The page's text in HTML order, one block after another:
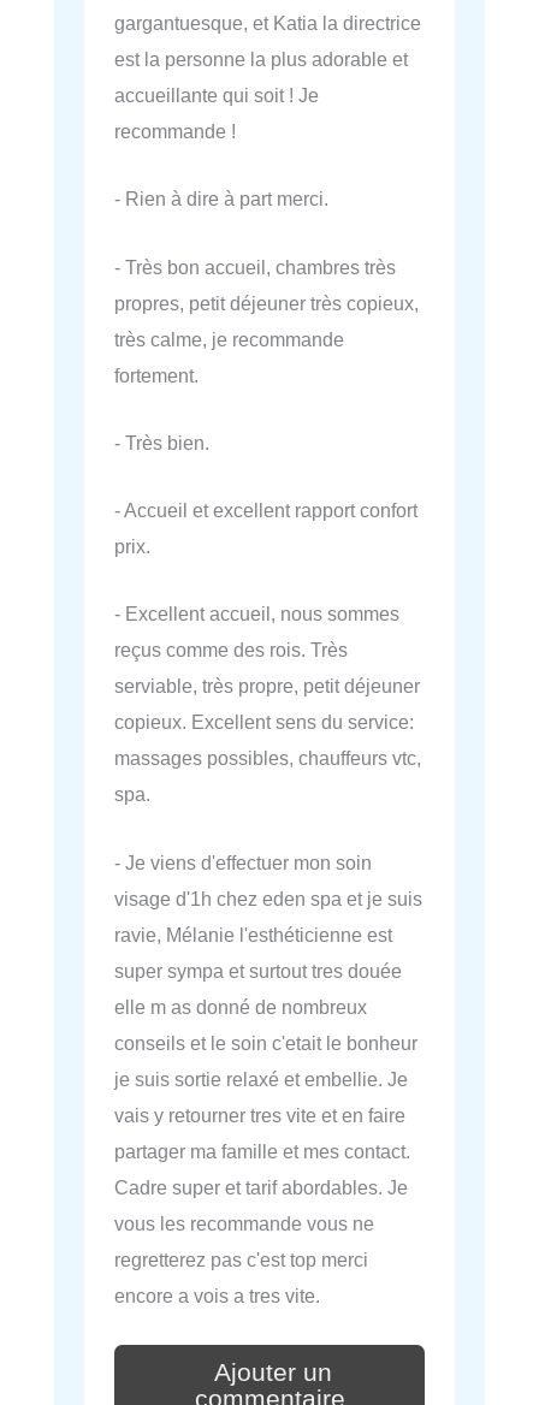
gargantuesque, et Katia la directrice
est la personne la plus adorable et
accueillante qui soit ! Je
recommande !
- Rien à dire à part merci.
- Très bon accueil, chambres très
propres, petit déjeuner très copieux,
très calme, je recommande
fortement.
- Très bien.
- Accueil et excellent rapport confort
prix.
- Excellent accueil, nous sommes
reçus comme des rois. Très
serviable, très propre, petit déjeuner
copieux. Excellent sens du service:
massages possibles, chauffeurs vtc,
spa.
- Je viens d'effectuer mon soin
visage d'1h chez eden spa et je suis
ravie, Mélanie l'esthéticienne est
super sympa et surtout tres douée
elle m as donné de nombreux
conseils et le soin c'etait le bonheur
je suis sortie relaxé et embellie. Je
vais y retourner tres vite et en faire
partager ma famille et mes contact.
Cadre super et tarif abordables. Je
vous les recommande vous ne
regretterez pas c'est top merci
encore a vois a tres vite.
Ajouter un
commentaire